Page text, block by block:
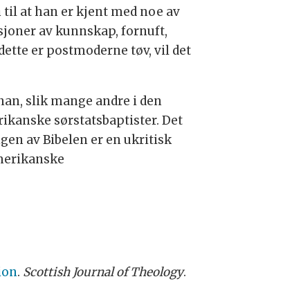
til at han er kjent med noe av
av kunnskap, fornuft,
er postmoderne tøv, vil det
slik mange andre i den
sørstatsbaptister. Det
av Bibelen er en ukritisk
. Scottish Journal of Theology.